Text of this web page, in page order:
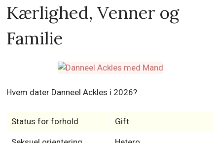
Kærlighed, Venner og
Familie
Hvem dater Danneel Ackles i 2026?
Status for forhold Gift